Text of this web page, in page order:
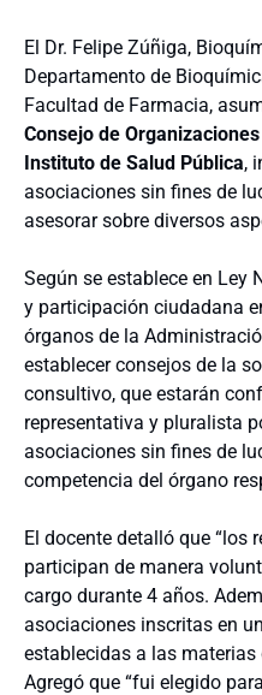
El Dr. Felipe Zúñiga,
Departamento de
Facultad de Farmacia,
Consejo de
Instituto de Salud Pública,
asociaciones sin fines de
asesorar sobre diversos
Según se establece en Ley
y participación ciudadana
órganos de la
establecer consejos de la
consultivo, que estarán
representativa y pluralista
asociaciones sin fines de
competencia del órgano
El docente detalló que “los
participan de manera
cargo durante 4 años.
asociaciones inscritas en
establecidas a las materias
Agregó que “fui elegido